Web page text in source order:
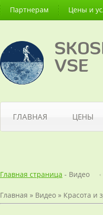
Партнерам Цены и
VSE
ГЛАВНАЯ ЦЕНЫ
Главная страница - Видео
Главная » Видео » Красота и